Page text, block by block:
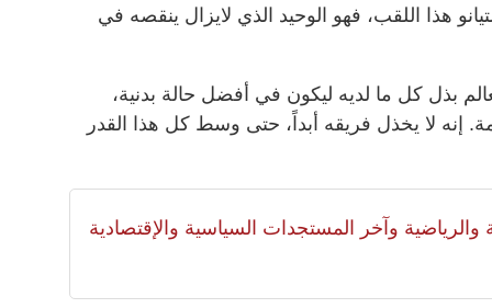
هذا اللقب، فهو الوحيد الذي لايزال ينقصه في
بذل كل ما لديه ليكون في أفضل حالة بدنية،
إنه لا يخذل فريقه أبداً، حتى وسط كل هذا القدر
والرياضية وآخر المستجدات السياسية والإقتصادية